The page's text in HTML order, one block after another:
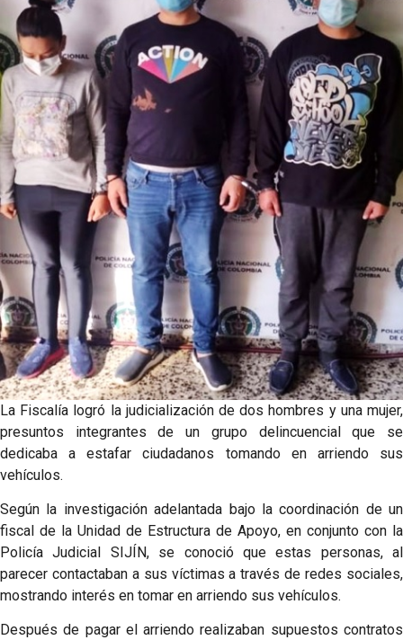
La Fiscalía logró la judicialización de dos hombres y una mujer,
presuntos integrantes de un grupo delincuencial que se
dedicaba a estafar ciudadanos tomando en arriendo sus
vehículos.
Según la investigación adelantada bajo la coordinación de un
fiscal de la Unidad de Estructura de Apoyo, en conjunto con la
Policía Judicial SIJÍN, se conoció que estas personas, al
parecer contactaban a sus víctimas a través de redes sociales,
mostrando interés en tomar en arriendo sus vehículos.
Después de pagar el arriendo realizaban supuestos contratos